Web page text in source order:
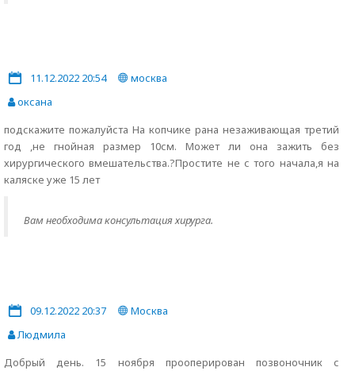
11.12.2022 20:54
москва
оксана
подскажите пожалуйста На копчике рана незаживающая третий
год ,не гнойная размер 10см. Может ли она зажить без
хирургического вмешательства.?Простите не с того начала,я на
каляске уже 15 лет
Вам необходима консультация хирурга.
09.12.2022 20:37
Москва
Людмила
Добрый день. 15 ноября прооперирован позвоночник с